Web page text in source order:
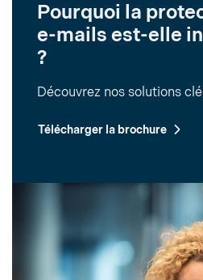
Pourquoi la
e-mails est-elle
?
Découvrez nos solutions
Télécharger la brochure